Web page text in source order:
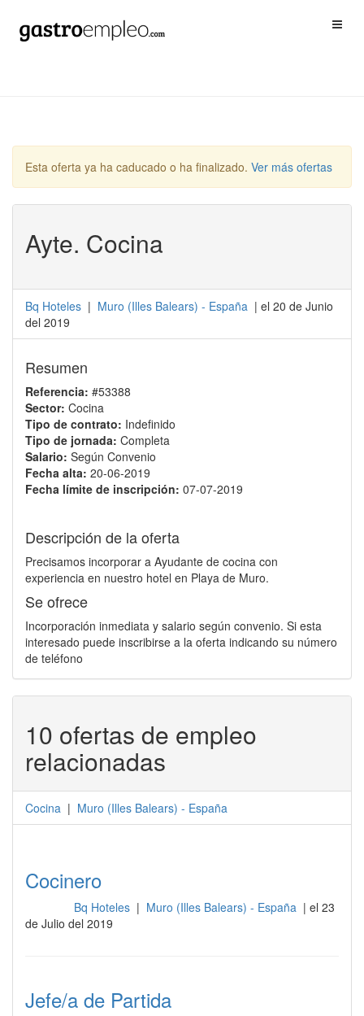
Esta oferta ya ha caducado o ha finalizado. Ver más ofertas
Ayte. Cocina
Bq Hoteles | Muro (Illes Balears) - España | el 20 de Junio
del 2019
Resumen
Referencia: #53388
Sector: Cocina
Tipo de contrato: Indefinido
Tipo de jornada: Completa
Salario: Según Convenio
Fecha alta: 20-06-2019
Fecha límite de inscripción: 07-07-2019
Descripción de la oferta
Precisamos incorporar a Ayudante de cocina con
experiencia en nuestro hotel en Playa de Muro.
Se ofrece
Incorporación inmediata y salario según convenio. Si esta
interesado puede inscribirse a la oferta indicando su número
de teléfono
10 ofertas de empleo
relacionadas
Cocina | Muro (Illes Balears) - España
Cocinero
Bq Hoteles | Muro (Illes Balears) - España | el 23
de Julio del 2019
Jefe/a de Partida